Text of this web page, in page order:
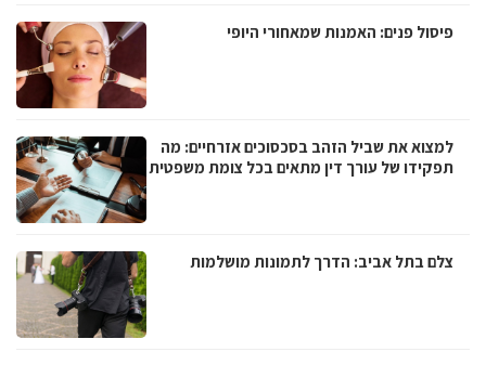
פיסול פנים: האמנות שמאחורי היופי
למצוא את שביל הזהב בסכסוכים אזרחיים: מה
תפקידו של עורך דין מתאים בכל צומת משפטית
צלם בתל אביב: הדרך לתמונות מושלמות